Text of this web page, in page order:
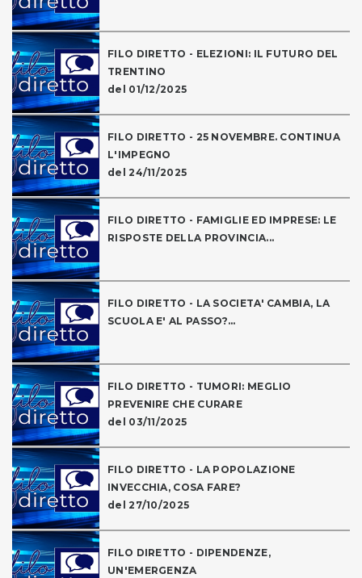
FILO DIRETTO - ELEZIONI: IL FUTURO DEL
TRENTINO
del 01/12/2025
FILO DIRETTO - 25 NOVEMBRE. CONTINUA
L'IMPEGNO
del 24/11/2025
FILO DIRETTO - FAMIGLIE ED IMPRESE: LE
RISPOSTE DELLA PROVINCIA...
FILO DIRETTO - LA SOCIETA' CAMBIA, LA
SCUOLA E' AL PASSO?...
FILO DIRETTO - TUMORI: MEGLIO
PREVENIRE CHE CURARE
del 03/11/2025
FILO DIRETTO - LA POPOLAZIONE
INVECCHIA, COSA FARE?
del 27/10/2025
FILO DIRETTO - DIPENDENZE,
UN'EMERGENZA